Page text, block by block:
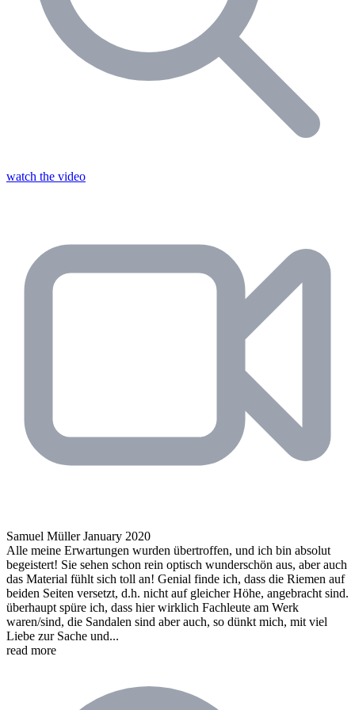
watch the video
Samuel Müller January 2020
Alle meine Erwartungen wurden übertroffen, und ich bin absolut
begeistert! Sie sehen schon rein optisch wunderschön aus, aber auch
das Material fühlt sich toll an! Genial finde ich, dass die Riemen auf
beiden Seiten versetzt, d.h. nicht auf gleicher Höhe, angebracht sind.
überhaupt spüre ich, dass hier wirklich Fachleute am Werk
waren/sind, die Sandalen sind aber auch, so dünkt mich, mit viel
Liebe zur Sache und...
read more